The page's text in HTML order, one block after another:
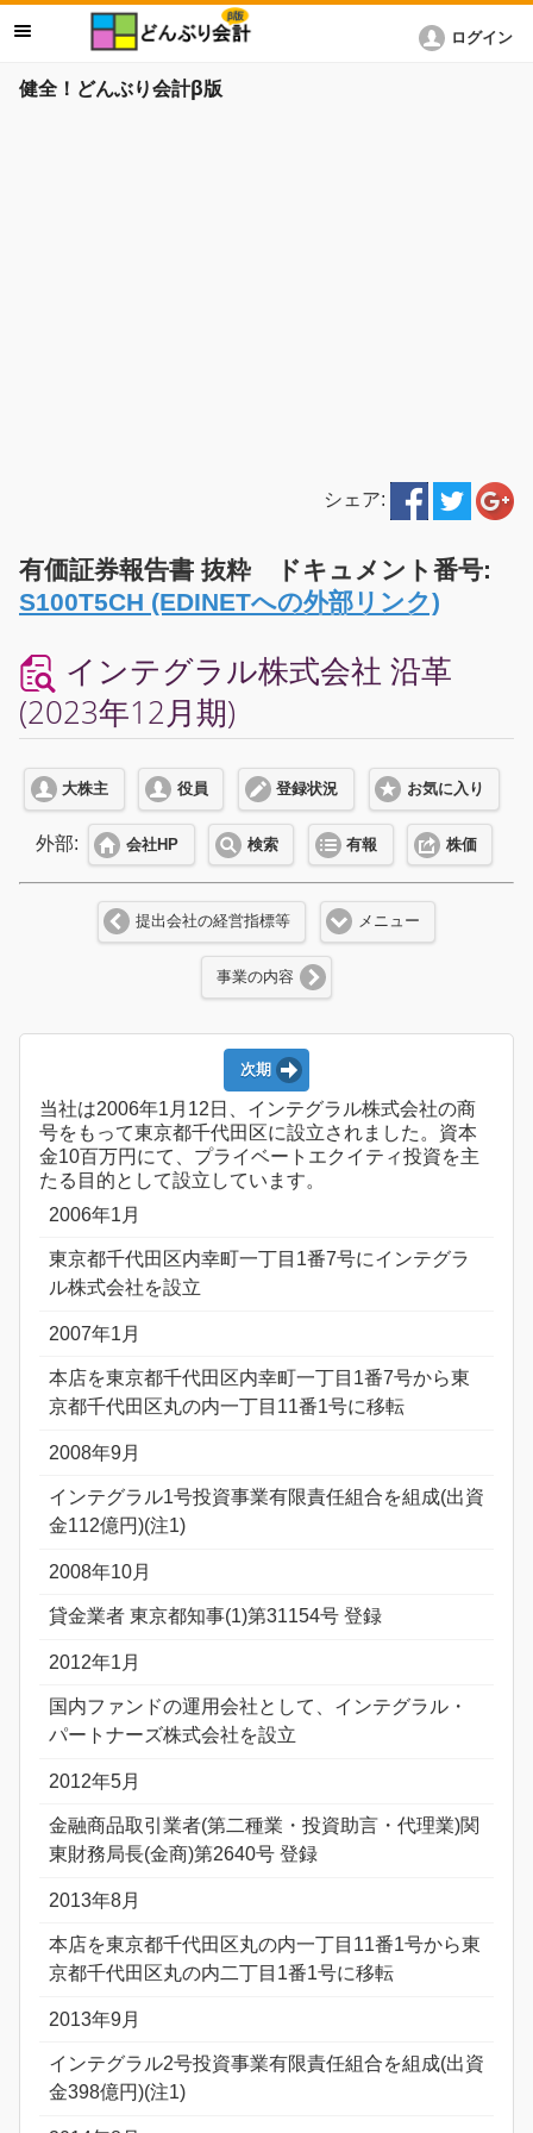
健全！どんぶり会計β版
ログイン
シェア:
有価証券報告書 抜粋 ドキュメント番号:
S100T5CH (EDINETへの外部リンク)
インテグラル株式会社 沿革
(2023年12月期)
大株主 役員 登録状況 お気に入り
外部: 会社HP 検索 有報 株価
提出会社の経営指標等 メニュー
事業の内容
次期
当社は2006年1月12日、インテグラル株式会社の商
号をもって東京都千代田区に設立されました。資本
金10百万円にて、プライベートエクイティ投資を主
たる目的として設立しています。
2006年1月
東京都千代田区内幸町一丁目1番7号にインテグラ
ル株式会社を設立
2007年1月
本店を東京都千代田区内幸町一丁目1番7号から東
京都千代田区丸の内一丁目11番1号に移転
2008年9月
インテグラル1号投資事業有限責任組合を組成(出資
金112億円)(注1)
2008年10月
貸金業者 東京都知事(1)第31154号 登録
2012年1月
国内ファンドの運用会社として、インテグラル・
パートナーズ株式会社を設立
2012年5月
金融商品取引業者(第二種業・投資助言・代理業)関
東財務局長(金商)第2640号 登録
2013年8月
本店を東京都千代田区丸の内一丁目11番1号から東
京都千代田区丸の内二丁目1番1号に移転
2013年9月
インテグラル2号投資事業有限責任組合を組成(出資
金398億円)(注1)